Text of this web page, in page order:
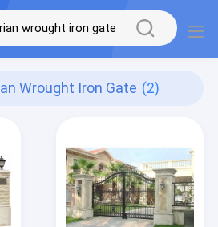
Wrought Iron Gate (2)